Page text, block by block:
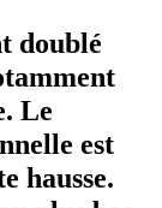
doublé
Le
est
hausse.